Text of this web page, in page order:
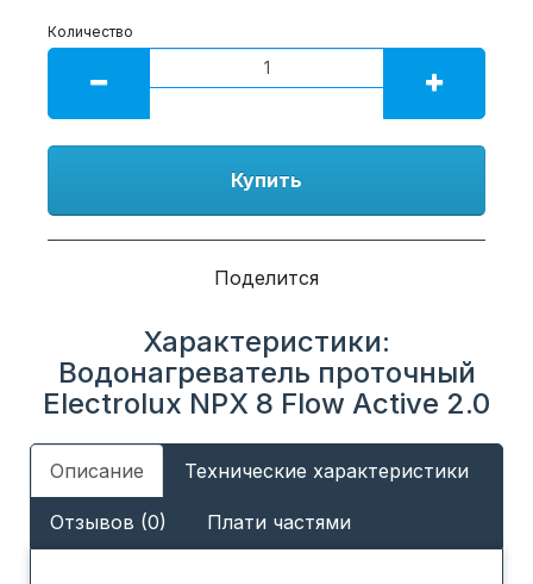
Количество
Купить
Поделится
Характеристики:
Водонагреватель проточный
Electrolux NPX 8 Flow Active 2.0
Описание Технические характеристики
Отзывов (0) Плати частями